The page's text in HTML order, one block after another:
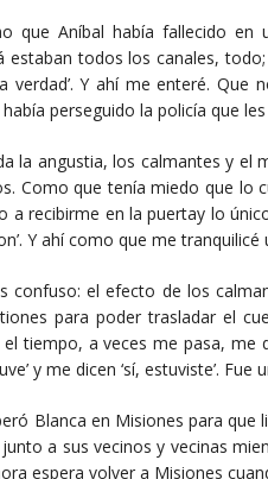
que Aníbal había fallecido
estaban todos los canales,
verdad’. Y ahí me enteré.
perseguido la policía que
la angustia, los calmantes y el
Como que tenía miedo que lo
a recibirme en la puertay lo
Y ahí como que me tranquilicé
confuso: el efecto de los
para poder trasladar el
tiempo, a veces me pasa, me
y me dicen ‘sí, estuviste’. Fue
Blanca en Misiones para
a sus vecinos y vecinas
espera volver a Misiones